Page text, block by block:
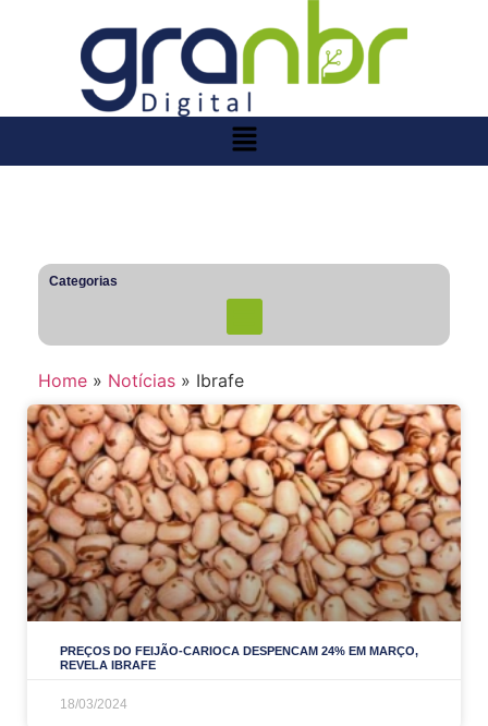
Home » Notícias » Ibrafe
PREÇOS DO FEIJÃO-CARIOCA DESPENCAM 24% EM MARÇO,
REVELA IBRAFE
18/03/2024
Categorias